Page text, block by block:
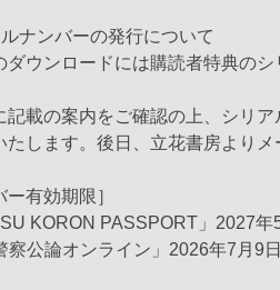
ナンバーの発行について
ダウンロードには購読者特典の
記載の案内をご確認の上、シリ
たします。後日、立花書房よりメ
ー有効期限］
KORON PASSPORT」2027年
察公論オンライン」2026年7月9